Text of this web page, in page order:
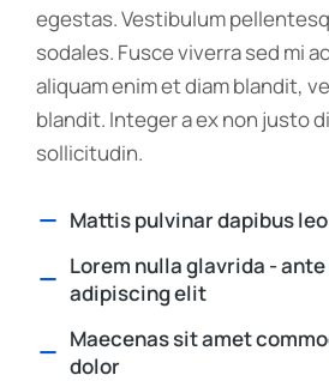
egestas. Vestibulum
sodales. Fusce viverra sed mi
aliquam enim et diam blandit,
blandit. Integer a ex non justo
sollicitudin.
Mattis pulvinar dapibus
Lorem nulla glavrida -
adipiscing elit
Maecenas sit amet
dolor